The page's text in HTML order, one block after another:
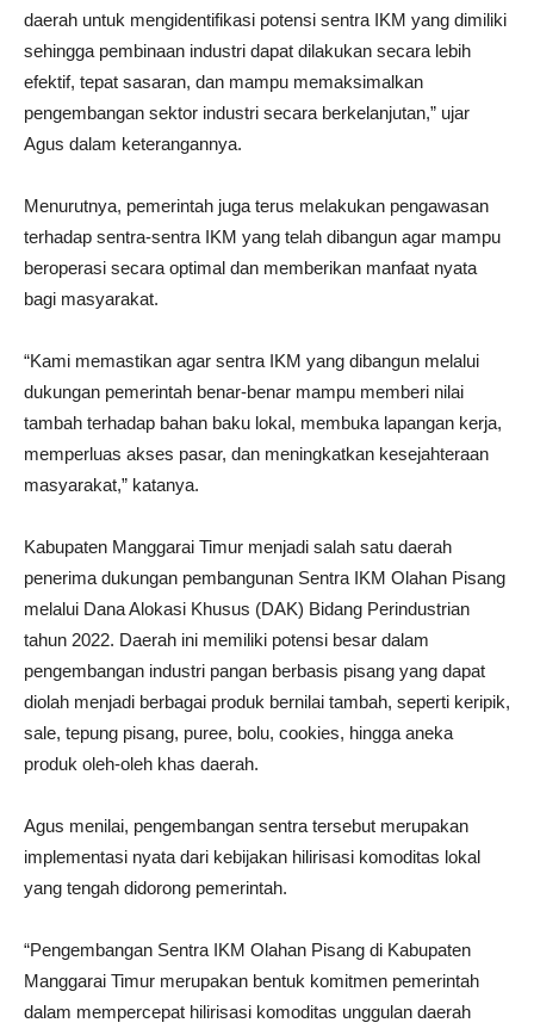
daerah untuk mengidentifikasi potensi sentra IKM yang dimiliki
sehingga pembinaan industri dapat dilakukan secara lebih
efektif, tepat sasaran, dan mampu memaksimalkan
pengembangan sektor industri secara berkelanjutan,” ujar
Agus dalam keterangannya.
Menurutnya, pemerintah juga terus melakukan pengawasan
terhadap sentra-sentra IKM yang telah dibangun agar mampu
beroperasi secara optimal dan memberikan manfaat nyata
bagi masyarakat.
“Kami memastikan agar sentra IKM yang dibangun melalui
dukungan pemerintah benar-benar mampu memberi nilai
tambah terhadap bahan baku lokal, membuka lapangan kerja,
memperluas akses pasar, dan meningkatkan kesejahteraan
masyarakat,” katanya.
Kabupaten Manggarai Timur menjadi salah satu daerah
penerima dukungan pembangunan Sentra IKM Olahan Pisang
melalui Dana Alokasi Khusus (DAK) Bidang Perindustrian
tahun 2022. Daerah ini memiliki potensi besar dalam
pengembangan industri pangan berbasis pisang yang dapat
diolah menjadi berbagai produk bernilai tambah, seperti keripik,
sale, tepung pisang, puree, bolu, cookies, hingga aneka
produk oleh-oleh khas daerah.
Agus menilai, pengembangan sentra tersebut merupakan
implementasi nyata dari kebijakan hilirisasi komoditas lokal
yang tengah didorong pemerintah.
“Pengembangan Sentra IKM Olahan Pisang di Kabupaten
Manggarai Timur merupakan bentuk komitmen pemerintah
dalam mempercepat hilirisasi komoditas unggulan daerah